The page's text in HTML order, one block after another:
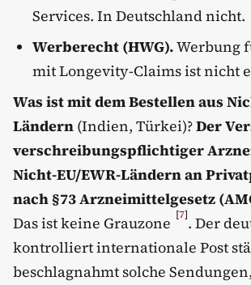
Services. In Deutschland nicht.
Werberecht (HWG).Werbung
mit Longevity-Claims ist nicht
Was ist mit dem Bestellen aus
Ländern (Indien, Türkei)?Der
verschreibungspflichtiger
Nicht-EU/EWR-Ländern an
nach §73 Arzneimittelgesetz
Das ist keine Grauzone [7]. Der
kontrolliert internationale Post
beschlagnahmt solche